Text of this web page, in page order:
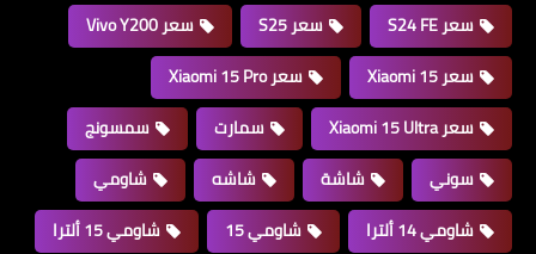
سعر S24 FE
سعر S25
سعر Vivo Y200
سعر Xiaomi 15
سعر Xiaomi 15 Pro
سعر Xiaomi 15 Ultra
سمارت
سمسونج
سوني
شاشة شاشه
شاومي
شاومي 14 ألترا
شاومي 15
شاومي 15 ألترا